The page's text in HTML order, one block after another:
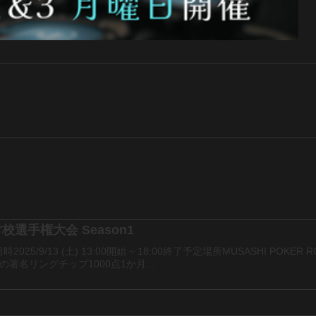
選手権大会 Season1
2025/9/13 (土) 13:00開始 ~ 18:00終了予定場所MUSASHI POKER
署名リングチップ1000点1か月...